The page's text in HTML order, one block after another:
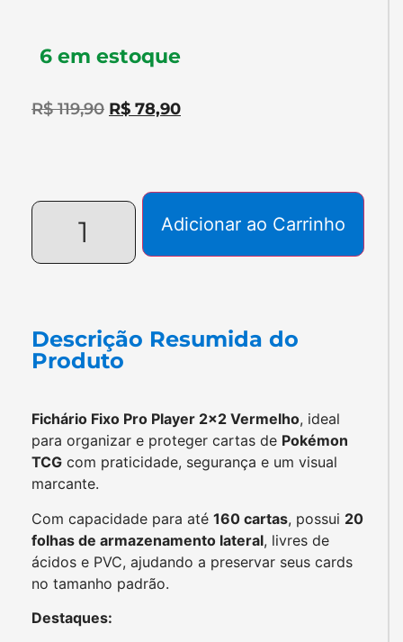
6 em estoque
R$119,90 R$ 78,90
Adicionar ao Carrinho
Descrição Resumida do
Produto
Fichário Fixo Pro Player 2×2 Vermelho, ideal
para organizar e proteger cartas de Pokémon
TCG com praticidade, segurança e um visual
marcante.
Com capacidade para até 160 cartas, possui 20
folhas de armazenamento lateral, livres de
ácidos e PVC, ajudando a preservar seus cards
no tamanho padrão.
Destaques: